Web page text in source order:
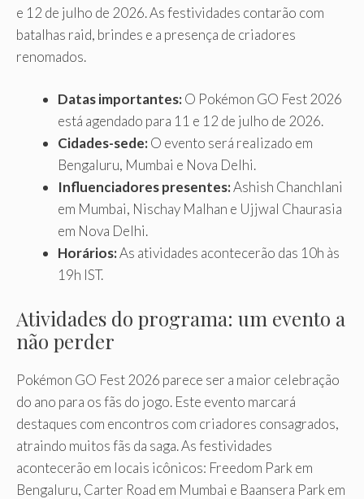
e 12 de julho de 2026. As festividades contarão com
batalhas raid, brindes e a presença de criadores
renomados.
Datas importantes:O Pokémon GO Fest 2026
está agendado para 11 e 12 de julho de 2026.
Cidades-sede:O evento será realizado em
Bengaluru, Mumbai e Nova Delhi.
Influenciadores presentes:Ashish Chanchlani
em Mumbai, Nischay Malhan e Ujjwal Chaurasia
em Nova Delhi.
Horários:As atividades acontecerão das 10h às
19h IST.
Atividades do programa: um evento a
não perder
Pokémon GO Fest 2026 parece ser a maior celebração
do ano para os fãs do jogo. Este evento marcará
destaques com encontros com criadores consagrados,
atraindo muitos fãs da saga. As festividades
acontecerão em locais icônicos: Freedom Park em
Bengaluru, Carter Road em Mumbai e Baansera Park em